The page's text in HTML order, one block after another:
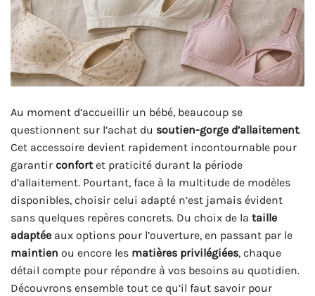
Au moment d’accueillir un bébé, beaucoup se
questionnent sur l’achat du soutien-gorge d’allaitement.
Cet accessoire devient rapidement incontournable pour
garantir confortet praticité durant la période
d’allaitement. Pourtant, face à la multitude de modèles
disponibles, choisir celui adapté n’est jamais évident
sans quelques repères concrets. Du choix de la taille
adaptée aux options pour l’ouverture, en passant par le
maintien ou encore les matières privilégiées, chaque
détail compte pour répondre à vos besoins au quotidien.
Découvrons ensemble tout ce qu’il faut savoir pour